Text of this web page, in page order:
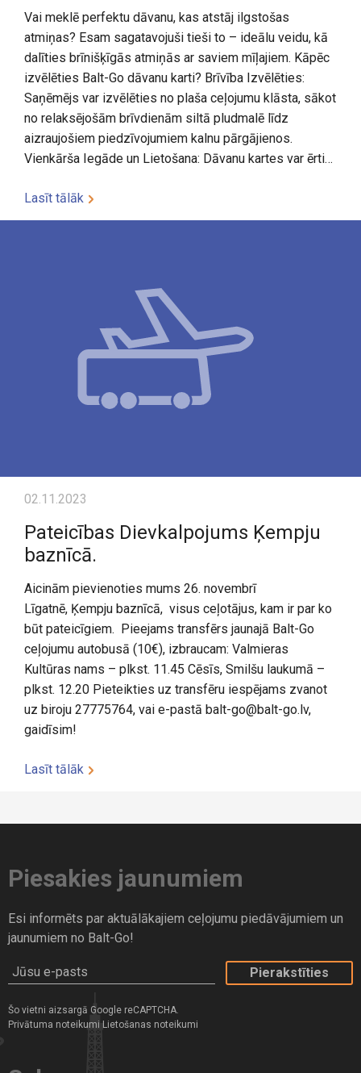
Vai meklē perfektu dāvanu, kas atstāj ilgstošas
atmiņas? Esam sagatavojuši tieši to – ideālu veidu, kā
dalīties brīnišķīgās atmiņās ar saviem mīļajiem. Kāpēc
izvēlēties Balt-Go dāvanu karti? Brīvība Izvēlēties:
Saņēmējs var izvēlēties no plaša ceļojumu klāsta, sākot
no relaksējošām brīvdienām siltā pludmalē līdz
aizraujošiem piedzīvojumiem kalnu pārgājienos.
Vienkārša Iegāde un Lietošana: Dāvanu kartes var ērti…
Lasīt tālāk
02.11.2023
Pateicības Dievkalpojums Ķempju
baznīcā.
Aicinām pievienoties mums 26. novembrī
Līgatnē, Ķempju baznīcā, visus ceļotājus, kam ir par ko
būt pateicīgiem. Pieejams transfērs jaunajā Balt-Go
ceļojumu autobusā (10€), izbraucam: Valmieras
Kultūras nams – plkst. 11.45 Cēsīs, Smilšu laukumā –
plkst. 12.20 Pieteikties uz transfēru iespējams zvanot
uz biroju 27775764, vai e-pastā balt-go@balt-go.lv,
gaidīsim!
Lasīt tālāk
Piesakies jaunumiem
Esi informēts par aktuālākajiem ceļojumu piedāvājumiem un
jaunumiem no Balt-Go!
Jūsu e-pasts
Šo vietni aizsargā Google reCAPTCHA.
Privātuma noteikumi Lietošanas noteikumi